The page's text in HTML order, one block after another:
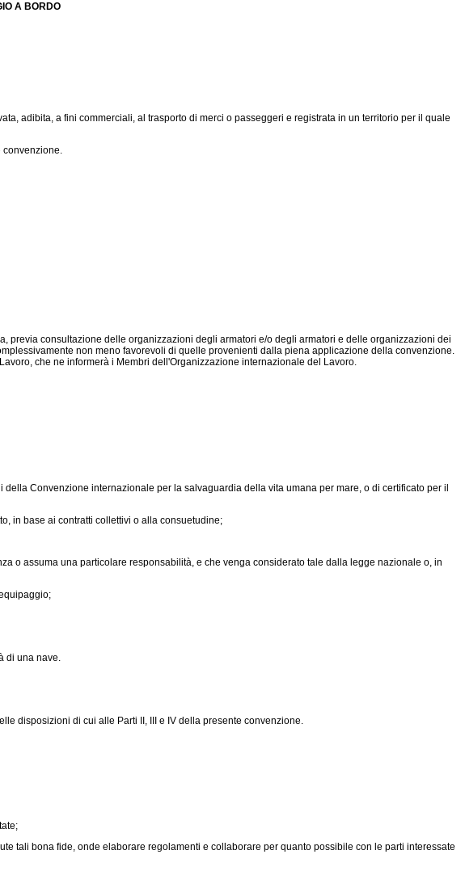
A BORDO
adibita, a fini commerciali, al trasporto di merci o passeggeri e registrata in un territorio per il quale
consultazione delle organizzazioni degli armatori e/o degli armatori e delle organizzazioni dei
non meno favorevoli di quelle provenienti dalla piena applicazione della convenzione.
che ne informerà i Membri dell'Organizzazione internazionale del Lavoro.
Convenzione internazionale per la salvaguardia della vita umana per mare, o di certificato per il
in base ai contratti collettivi o alla consuetudine;
o assuma una particolare responsabilità, e che venga considerato tale dalla legge nazionale o, in
di una nave.
disposizioni di cui alle Parti II, III e IV della presente convenzione.
tali bona fide, onde elaborare regolamenti e collaborare per quanto possibile con le parti interessate